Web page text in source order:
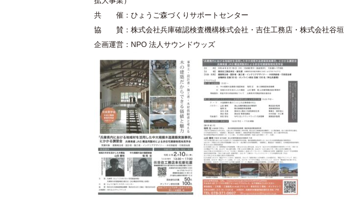
共 催：ひょうご森づくりサポートセンター
協 賛：株式会社兵庫確認検査機構株式会社・吉住工務店・株式会社谷垣
企画運営：NPO 法人サウンドウッズ